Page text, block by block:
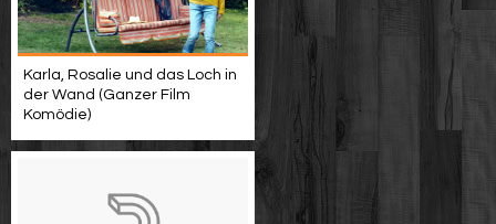
Karla, Rosalie und das Loch in
der Wand (Ganzer Film
Komödie)